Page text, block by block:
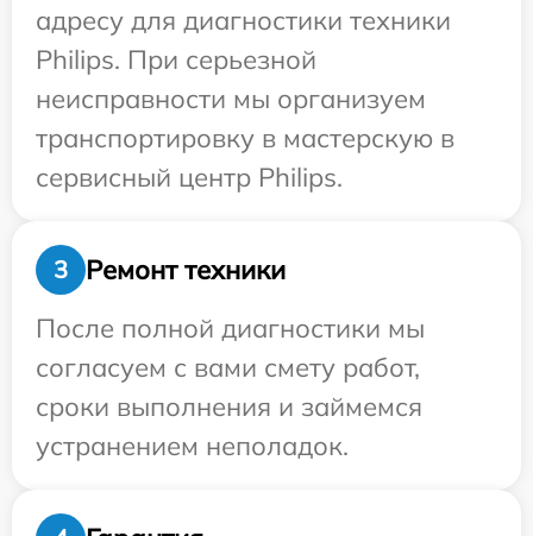
адресу для диагностики техники
Philips. При серьезной
неисправности мы организуем
транспортировку в мастерскую в
сервисный центр Philips.
3
Ремонт техники
После полной диагностики мы
согласуем с вами смету работ,
сроки выполнения и займемся
устранением неполадок.